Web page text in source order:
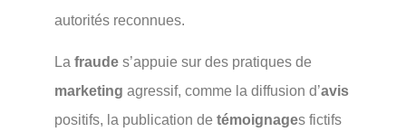
autorités reconnues.
La fraude s’appuie sur des pratiques de
marketing agressif, comme la diffusion d’avis
positifs, la publication de témoignages fictifs